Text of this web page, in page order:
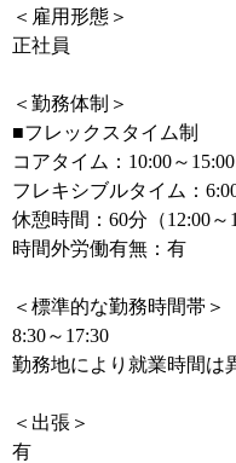
＜雇用形態＞
正社員
＜勤務体制＞
■フレックスタイム制
コアタイム：10:00～15:00
フレキシブルタイム：
休憩時間：60分（12:00～
時間外労働有無：有
＜標準的な勤務時間帯＞
8:30～17:30
勤務地により就業時間は
＜出張＞
有